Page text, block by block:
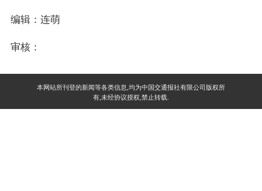
编辑：连萌
审核：
本网站所刊登的新闻等各类信息,均为中国交通报社有限公司版权所
有,未经协议授权,禁止转载.